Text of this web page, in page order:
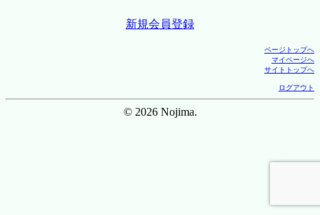
新規会員登録
ページトップへ
マイページへ
サイトトップへ
ログアウト
© 2026 Nojima.